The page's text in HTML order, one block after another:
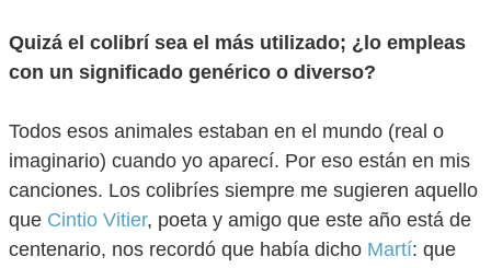
Quizá el colibrí sea el más utilizado; ¿lo empleas
con un significado genérico o diverso?
Todos esos animales estaban en el mundo (real o
imaginario) cuando yo aparecí. Por eso están en mis
canciones. Los colibríes siempre me sugieren aquello
que Cintio Vitier, poeta y amigo que este año está de
centenario, nos recordó que había dicho Martí: que